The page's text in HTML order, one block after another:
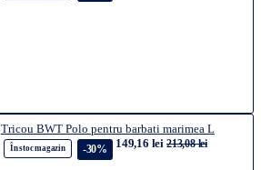
Tricou BWT Polo pentru barbati marimea L
În stoc magazin -30% 149,16 lei 213,08 lei